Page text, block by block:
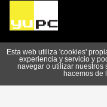
Esta web utiliza 'cookies'
experiencia y servicio y
navegar o utilizar nuestros
hacemos de